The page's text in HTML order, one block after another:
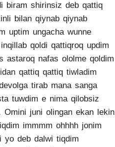
biram shirinsiz deb qattiq
bilan qiynab qiynab
uptim ungacha wunne
qoldi qattiqroq updim
astaroq nafas ololme qoldim
qattiq qattiq tiwladim
tirab mana sanga
tuwdim e nima qilobsiz
Omini juni olingan ekan lekin
immmm ohhhh jonim
yo deb dalwi tiqdim